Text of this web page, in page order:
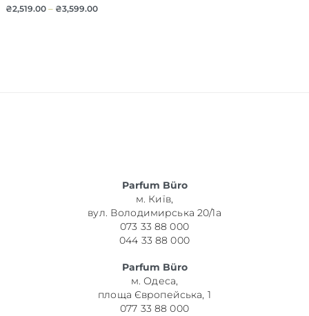
₴2,519.00– ₴3,599.00
Parfum Büro
м. Київ,
вул. Володимирська 20/1а
073 33 88 000
044 33 88 000
Parfum Büro
м. Одеса,
площа Європейська, 1
077 33 88 000